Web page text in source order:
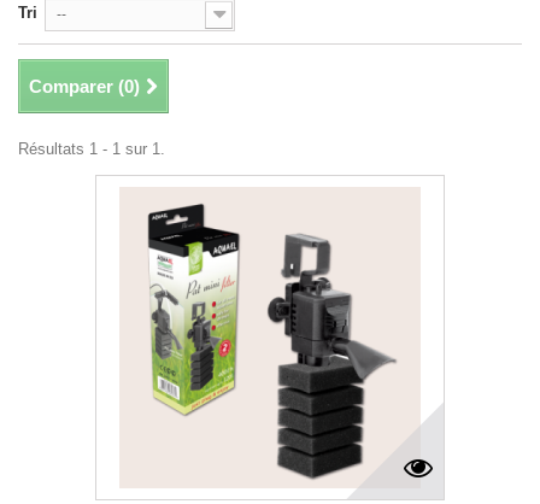
Tri --
Comparer (0)
Résultats 1 - 1 sur 1.